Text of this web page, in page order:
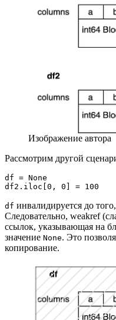
Изображение автора
Рассмотрим другой
df = None
df2.iloc[0, 0] = 100
df инвалидируется до
Следовательно, weakref
ссылок, указывающая на
значение None. Это
копирование.